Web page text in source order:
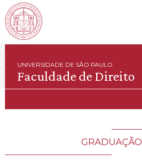
UNIVERSIDADE DE SÃO PAULO
Faculdade de Direito
GRADUAÇÃO